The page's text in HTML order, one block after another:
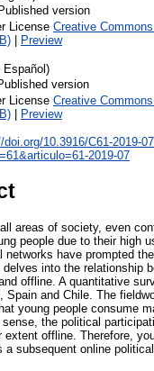
version
License Creative
| Preview
Español)
version
License Creative
| Preview
10.3916/C61-2019-07
2019-07
areas of society, even
people due to their high
have prompted
into the relationship
offline. A quantitative
and Chile. The
young people consume
the political
offline. Therefore,
a subsequent online